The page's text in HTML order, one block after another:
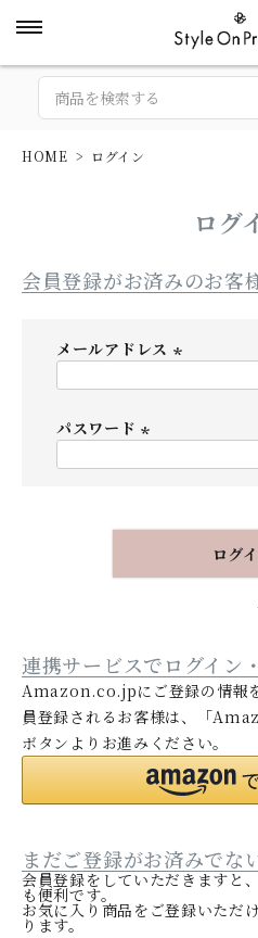
HOME ログイン
ログ
会員登録がお済みのお客
メールアドレス
パスワード
)
ログ
連携サービスでログイン
Amazon.co.jpにご登録の情報
員登録されるお客様は、「
ボタンよりお進みください。
まだご登録がお済みでな
会員登録をしていただきますと
も便利です。
お気に入り商品をご登録いただ
ります。